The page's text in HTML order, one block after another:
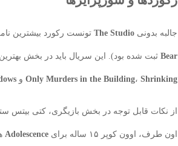
جالبه بدونی The Studio تونست رکورد بیشترین
Bear ثبت شده بود). این سریال باید در بخش
Only Murders in the Building، Shrinking و
از نکات قابل توجه در بخش بازیگری، کتی بیتس
اون طرف، اوون کوپر ۱۵ ساله برای Adolescence